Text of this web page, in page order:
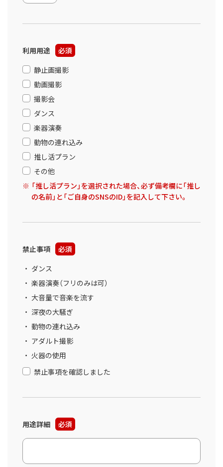
利用用途
必須
静止画撮影
動画撮影
撮影会
ダンス
楽器演奏
動物の連れ込み
推し活プラン
その他
「推し活プラン」を選択された場合、必ず備考欄に「推し
の名前」と「ご自身のSNSのID」を記入して下さい。
禁止事項
必須
ダンス
楽器演奏（フリのみは可）
大音量で音楽を流す
深夜の大騒ぎ
動物の連れ込み
アダルト撮影
火器の使用
禁止事項を確認しました
用途詳細 必須